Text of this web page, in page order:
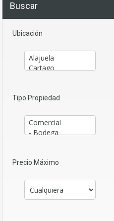
Buscar
Ubicación
Tipo Propiedad
Precio Máximo